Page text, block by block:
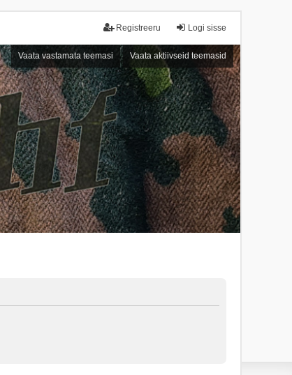
Logi sisse
Registreeru
Vaata vastamata teemasi Vaata aktiivseid teemasid